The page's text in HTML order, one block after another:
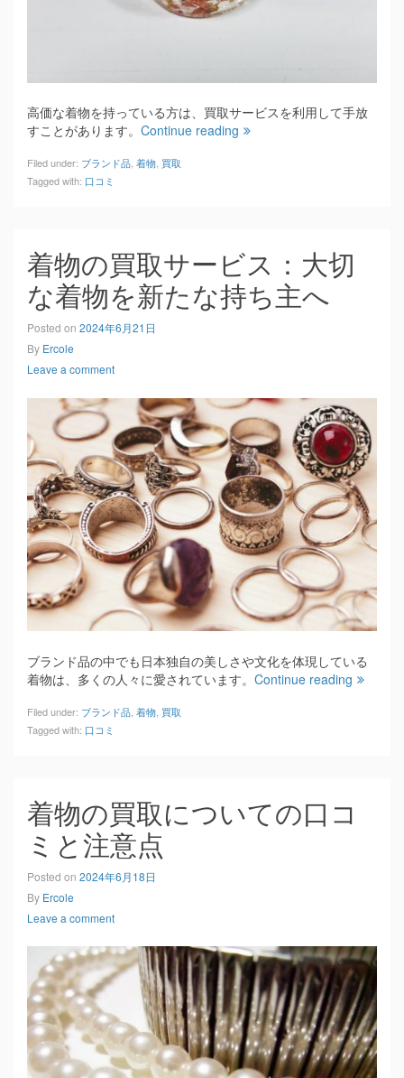
高価な着物を持っている方は、買取サービスを利用して手放
すことがあります。 Continue reading
Filed under: ブランド品 着物 買取
Tagged with: 口コミ
着物の買取サービス：大切
な着物を新たな持ち主へ
Posted on 2024年6月21日
By Ercole
Leave a comment
ブランド品の中でも日本独自の美しさや文化を体現している
着物は、多くの人々に愛されています。 Continue reading
Filed under: ブランド品 着物 買取
Tagged with: 口コミ
着物の買取についての口コ
ミと注意点
Posted on 2024年6月18日
By Ercole
Leave a comment